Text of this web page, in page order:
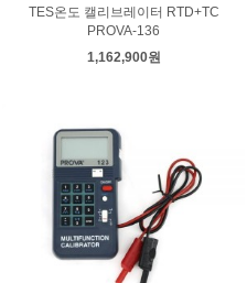
TES온도 캘리브레이터 RTD+TC
PROVA-136
1,162,900원